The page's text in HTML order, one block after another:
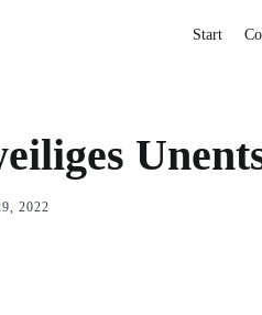
Start
2022